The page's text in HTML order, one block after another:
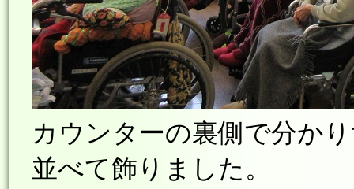
カウンターの裏側で分か
並べて飾りました。